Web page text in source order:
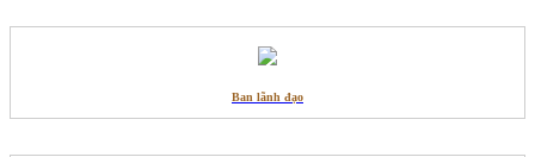
Ban lãnh đạo